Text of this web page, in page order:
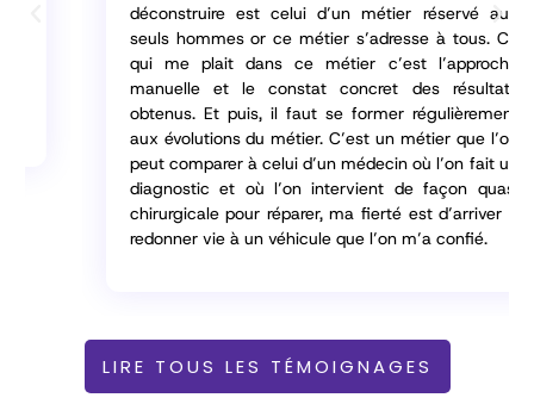
déconstruire est celui d’un métier réservé aux
seuls hommes or ce métier s’adresse à tous. Ce
qui me plait dans ce métier c’est l’approche
manuelle et le constat concret des résultats
obtenus. Et puis, il faut se former régulièrement
aux évolutions du métier. C’est un métier que l’on
peut comparer à celui d’un médecin où l’on fait un
diagnostic et où l’on intervient de façon quasi
chirurgicale pour réparer, ma fierté est d’arriver à
redonner vie à un véhicule que l’on m’a confié.
LIRE TOUS LES TÉMOIGNAGES